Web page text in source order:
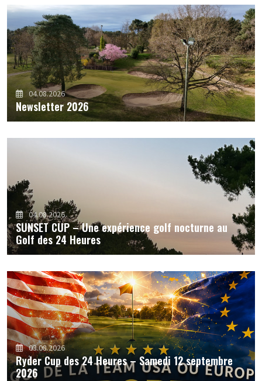
04.08.2026
Newsletter 2026
04.08.2026
SUNSET CUP – Une expérience golf nocturne au
Golf des 24 Heures
03.08.2026
Ryder Cup des 24 Heures – Samedi 12 septembre
2026